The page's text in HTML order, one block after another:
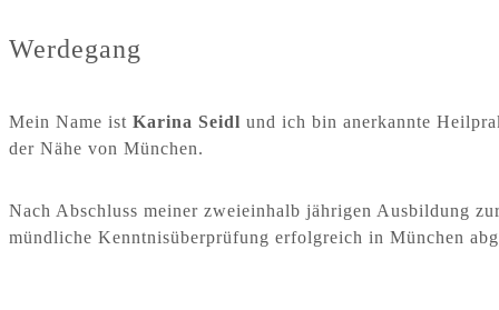
Werdegang
Mein Name ist Karina Seidl und ich bin anerkannte
der Nähe von München.
Nach Abschluss meiner zweieinhalb jährigen Ausbildung
mündliche Kenntnisüberprüfung erfolgreich in München